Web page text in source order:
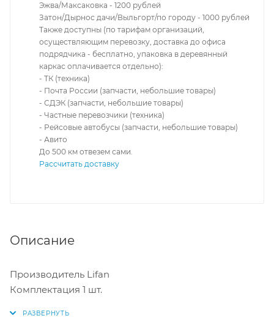
Эжва/Максаковка - 1200 рублей
Затон/Дырнос дачи/Выльгорт/по городу - 1000 рублей
Также доступны (по тарифам организаций,
осуществляющим перевозку, доставка до офиса
подрядчика - бесплатно, упаковка в деревянный
каркас оплачивается отдельно):
- ТК (техника)
- Почта России (запчасти, небольшие товары)
- СДЭК (запчасти, небольшие товары)
- Частные перевозчики (техника)
- Рейсовые автобусы (запчасти, небольшие товары)
- Авито
До 500 км отвезем сами.
Рассчитать доставку
Описание
Производитель Lifan
Комплектация 1 шт.